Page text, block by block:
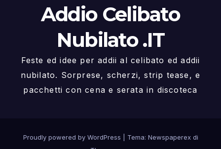
Addio Celibato
Nubilato .IT
Feste ed idee per addii al celibato ed addii
nubilato. Sorprese, scherzi, strip tease, e
pacchetti con cena e serata in discoteca
Proudly powered by WordPress
Tema: Newspaperex di